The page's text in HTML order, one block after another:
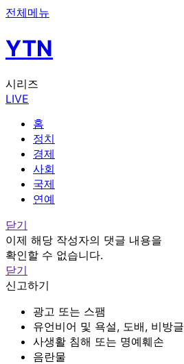
전체메뉴
YTN
시리즈
LIVE
홈
정치
경제
사회
국제
연예
닫기
이제 해당 작성자의 댓글 내용을
확인할 수 없습니다.
닫기
신고하기
광고 또는 스팸
유언비어 및 욕설, 도배, 비방글
사생활 침해 또는 명예훼손
음란물